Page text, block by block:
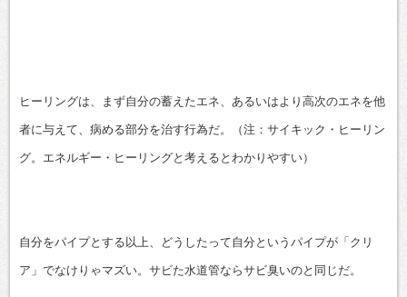
ヒーリングは、まず自分の蓄えたエネ、あるいはより高次のエネを他
者に与えて、病める部分を治す行為だ。（注：サイキック・ヒーリン
グ。エネルギー・ヒーリングと考えるとわかりやすい）
自分をパイプとする以上、どうしたって自分というパイプが「クリ
ア」でなけりゃマズい。サビた水道管ならサビ臭いのと同じだ。